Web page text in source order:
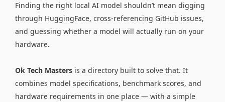
Finding the right local AI model shouldn’t mean digging
through HuggingFace, cross-referencing GitHub issues,
and guessing whether a model will actually run on your
hardware.
Ok Tech Masters is a directory built to solve that. It
combines model specifications, benchmark scores, and
hardware requirements in one place — with a simple